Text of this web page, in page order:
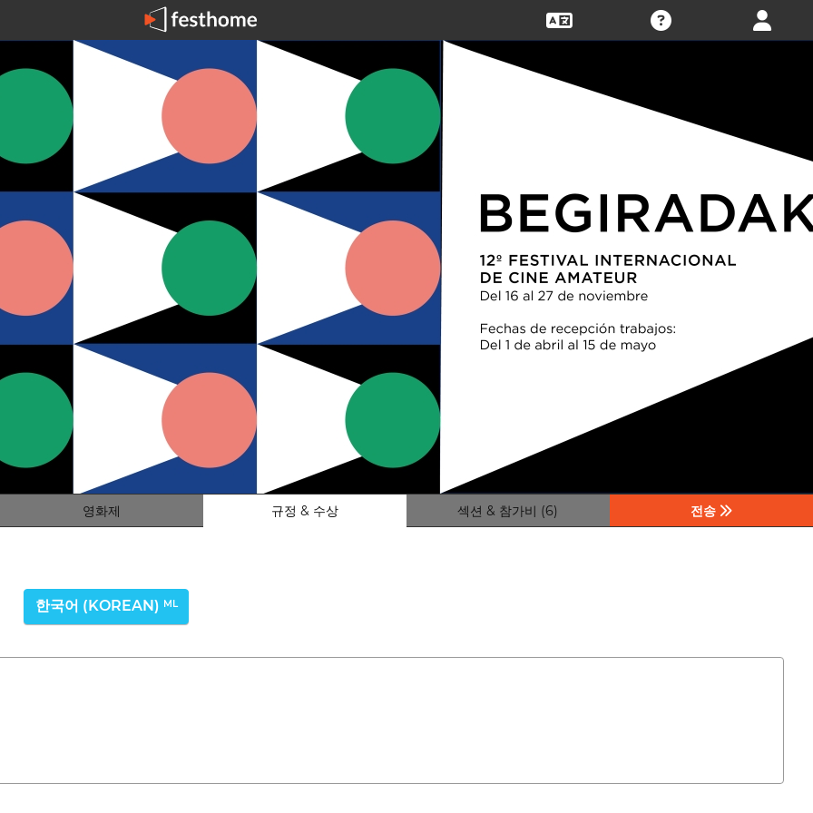
영화제 규정 & 수상 섹션 & 참가비 (6) 전송
한국어 (KOREAN) ML